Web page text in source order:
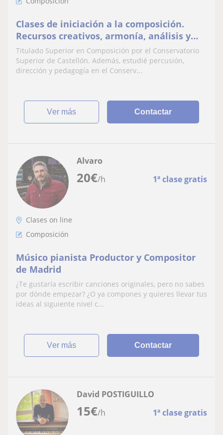
Clases de iniciación a la composición.
Recursos creativos, armonía, análisis y
orquestación
Titulado Superior en Composición por el Conservatorio
Superior de Castellón. Además, estudié percusión,
dirección y pedagogía en el Conserv...
ver más Contactar
20€/h 1ª clase gratis
Alvaro
Clases on line
Composición
Músico pianista Productor y Compositor
de Madrid
¿Te gustaría escribir canciones originales, pero no sabes
por dónde empezar? ¿O ya compones y quieres llevar tus
ideas al siguiente nivel c...
ver más Contactar
15€/h 1ª clase gratis
David POSTIGUILLO